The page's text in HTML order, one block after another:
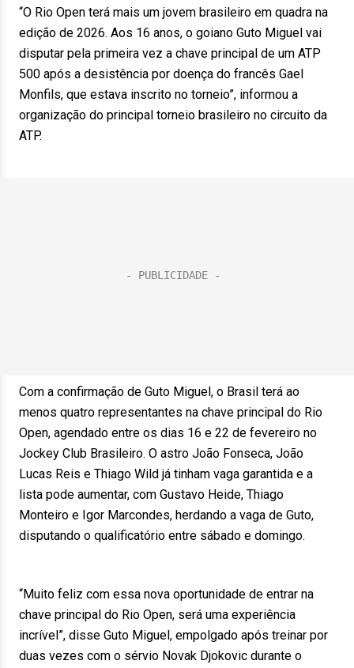
“O Rio Open terá mais um jovem brasileiro em quadra na
edição de 2026. Aos 16 anos, o goiano Guto Miguel vai
disputar pela primeira vez a chave principal de um ATP
500 após a desistência por doença do francês Gael
Monfils, que estava inscrito no torneio”, informou a
organização do principal torneio brasileiro no circuito da
ATP.
Com a confirmação de Guto Miguel, o Brasil terá ao
menos quatro representantes na chave principal do Rio
Open, agendado entre os dias 16 e 22 de fevereiro no
Jockey Club Brasileiro. O astro João Fonseca, João
Lucas Reis e Thiago Wild já tinham vaga garantida e a
lista pode aumentar, com Gustavo Heide, Thiago
Monteiro e Igor Marcondes, herdando a vaga de Guto,
disputando o qualificatório entre sábado e domingo.
“Muito feliz com essa nova oportunidade de entrar na
chave principal do Rio Open, será uma experiência
incrível”, disse Guto Miguel, empolgado após treinar por
duas vezes com o sérvio Novak Djokovic durante o